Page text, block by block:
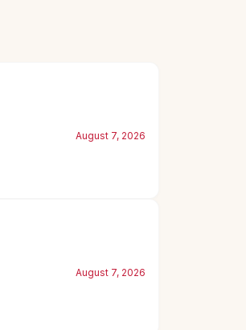
August 7, 2026
August 7, 2026